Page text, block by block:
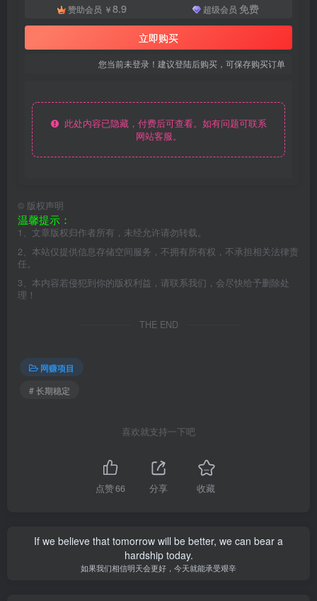
赞助会员 ￥8.9 超级会员 免费
立即购买
您当前未登录！建议登陆后购买，可保存购买订单
此处内容已隐藏，付费后可查看。如有问题可联系
网站客服。
© 版权声明
温馨提示：
1、文章版权归作者所有，未经允许请勿转载。
2、本站仅提供信息存储空间服务，不拥有所有权，不承担相关法律责
任。
3、本内容若侵犯到你的版权利益，请联系我们，会尽快给予删除处
理！
THE END
网赚项目
# 长期稳定
喜欢就支持一下吧
点赞66 分享 收藏
If we believe that tomorrow will be better, we can bear a
hardship today.
如果我们相信明天会更好，今天就能承受艰辛